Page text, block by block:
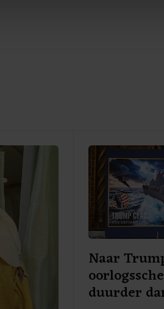
Naar
duurder